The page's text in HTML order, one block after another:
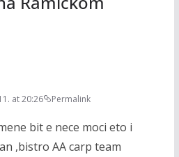
at 20:26 Permalink
bit e nece moci eto i
,bistro AA carp team